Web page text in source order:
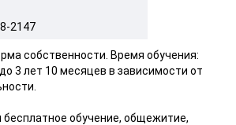
2147
собственности. Время обучения:
3 лет 10 месяцев в зависимости от
бесплатное обучение, общежитие,